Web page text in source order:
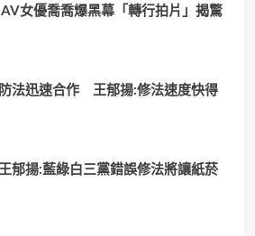
女優喬喬爆黑幕「轉行拍片」揭驚
法迅速合作 王郁揚:修法速度快得
揚:藍綠白三黨錯誤修法將讓紙菸